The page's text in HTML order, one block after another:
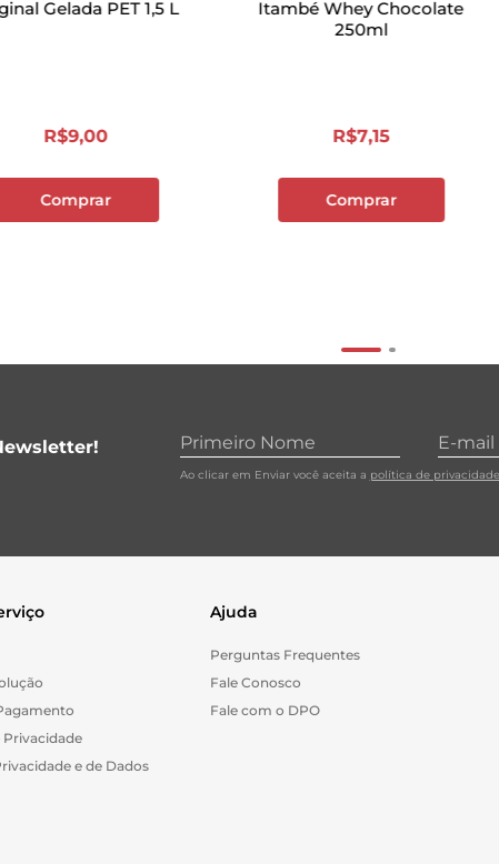
Gelada PET 1,5 L
R$9,00
Comprar
Itambé Whey Chocolate
250ml
R$7,15
Comprar
Ao clicar em Enviar você aceita a política de
Privacidade
e de Dados
Ajuda
Perguntas Frequentes
Fale Conosco
Fale com o DPO